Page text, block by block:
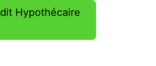
Hypothécaire